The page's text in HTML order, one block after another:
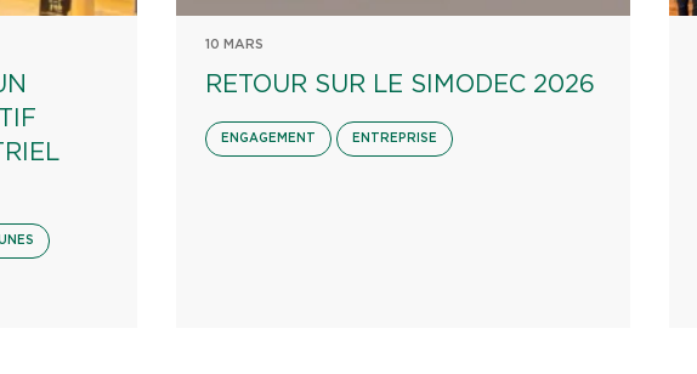
10 MARS
RETOUR SUR LE SIMODEC 2026
ENGAGEMENT ENTREPRISE